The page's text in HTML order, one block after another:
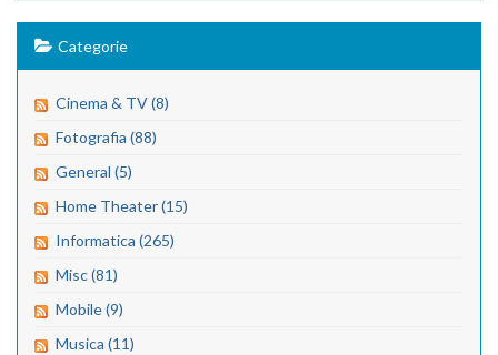
Categorie
Cinema & TV (8)
Fotografia (88)
General (5)
Home Theater (15)
Informatica (265)
Misc (81)
Mobile (9)
Musica (11)